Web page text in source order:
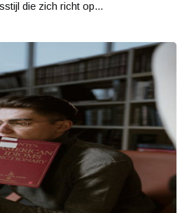
die zich richt op...